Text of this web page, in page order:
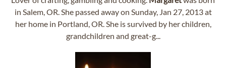
in Salem, OR. She passed away on Sunday, Jan 27, 2013 at
her home in Portland, OR. She is survived by her children,
grandchildren and great-g...